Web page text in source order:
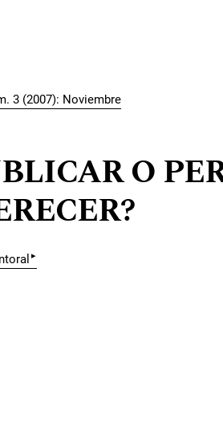
3 (2007): Noviembre
O
▸